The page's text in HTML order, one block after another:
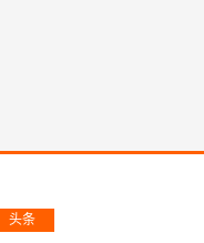
头条